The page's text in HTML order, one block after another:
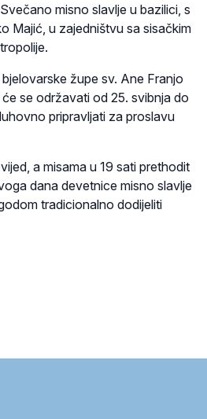
misno slavlje u bazilici, s
Majić, u zajedništvu sa sisačkim
župe sv. Ane Franjo
se održavati od 25. svibnja do
pripravljati za proslavu
a misama u 19 sati prethodit
dana devetnice misno slavlje
tradicionalno dodijeliti